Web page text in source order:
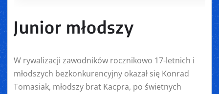
Junior młodszy
W rywalizacji zawodników rocznikowo 17-letnich i
młodszych bezkonkurencyjny okazał się Konrad
Tomasiak, młodszy brat Kacpra, po świetnych